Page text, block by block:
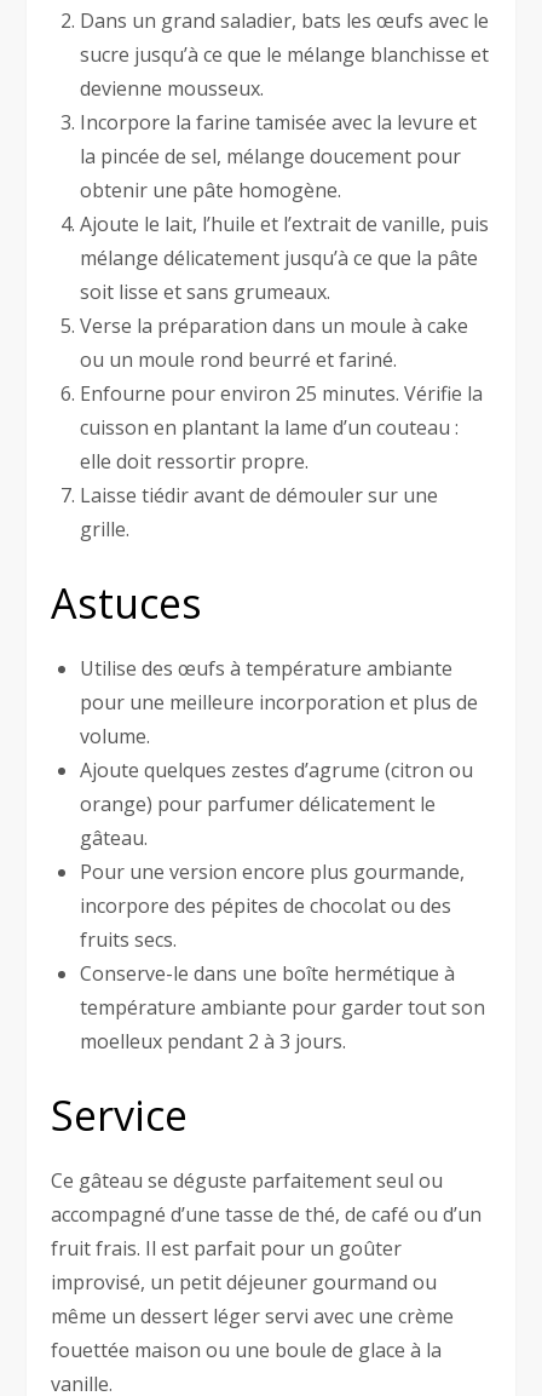
Dans un grand saladier, bats les œufs avec le
sucre jusqu’à ce que le mélange blanchisse et
devienne mousseux.
Incorpore la farine tamisée avec la levure et
la pincée de sel, mélange doucement pour
obtenir une pâte homogène.
Ajoute le lait, l’huile et l’extrait de vanille, puis
mélange délicatement jusqu’à ce que la pâte
soit lisse et sans grumeaux.
Verse la préparation dans un moule à cake
ou un moule rond beurré et fariné.
Enfourne pour environ 25 minutes. Vérifie la
cuisson en plantant la lame d’un couteau :
elle doit ressortir propre.
Laisse tiédir avant de démouler sur une
grille.
Astuces
Utilise des œufs à température ambiante
pour une meilleure incorporation et plus de
volume.
Ajoute quelques zestes d’agrume (citron ou
orange) pour parfumer délicatement le
gâteau.
Pour une version encore plus gourmande,
incorpore des pépites de chocolat ou des
fruits secs.
Conserve-le dans une boîte hermétique à
température ambiante pour garder tout son
moelleux pendant 2 à 3 jours.
Service
Ce gâteau se déguste parfaitement seul ou
accompagné d’une tasse de thé, de café ou d’un
fruit frais. Il est parfait pour un goûter
improvisé, un petit déjeuner gourmand ou
même un dessert léger servi avec une crème
fouettée maison ou une boule de glace à la
vanille.